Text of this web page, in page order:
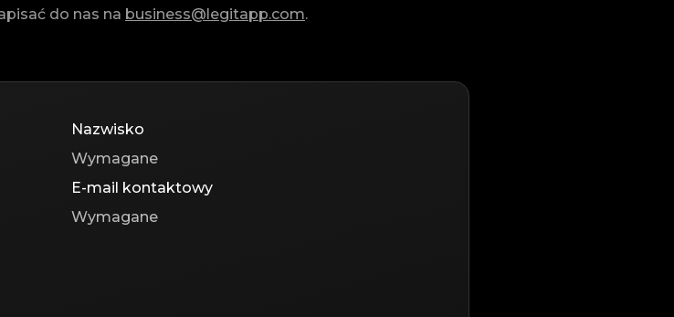
do nas na business@legitapp.com.
Nazwisko
E-mail kontaktowy